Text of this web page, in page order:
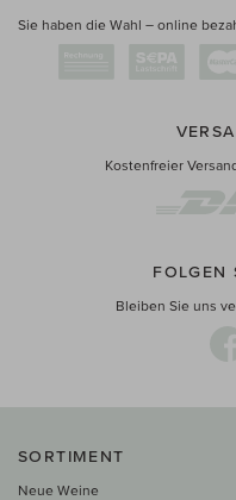
Sie haben die Wahl – online
Kostenfreier
FOLGEN
Bleiben Sie uns
SORTIMENT
Neue Weine